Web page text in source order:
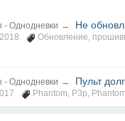
- Однодневки → Не
Обновление,
- Однодневки → Пульт
Phantom, P3p,